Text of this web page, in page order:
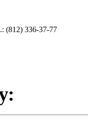
(812) 336-37-77